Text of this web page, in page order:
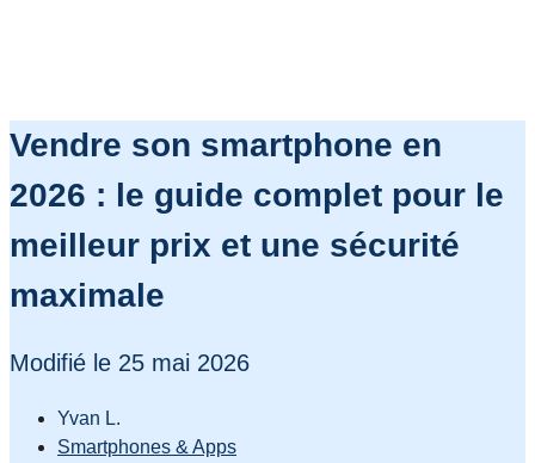
Vendre son smartphone en
2026 : le guide complet pour le
meilleur prix et une sécurité
maximale
Modifié le 25 mai 2026
Yvan L.
Smartphones & Apps